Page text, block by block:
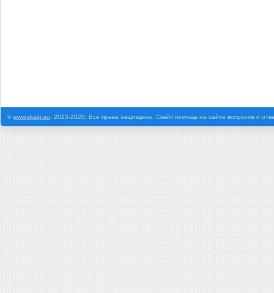
©www.skaip.su , 2013-2026. Все права защищены. Скайп помощь на сайте вопросов и